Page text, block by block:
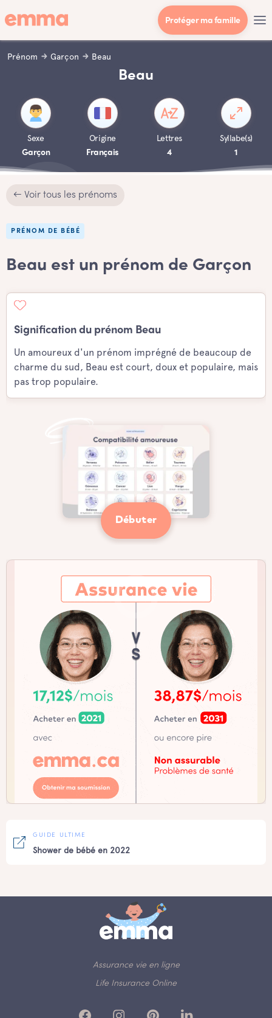
Protéger ma famille
Prénom Garçon Beau
Beau
Sexe
Garçon
Origine
Français
Lettres
4
Syllabe(s)
1
← Voir tous les prénoms
PRÉNOM DE BÉBÉ
Beau est un prénom de Garçon
Signification du prénom Beau
Un amoureux d'un prénom imprégné de beaucoup de
charme du sud, Beau est court, doux et populaire, mais
pas trop populaire.
Débuter
GUIDE ULTIME
Shower de bébé en 2022
Assurance vie en ligne
Life Insurance Online